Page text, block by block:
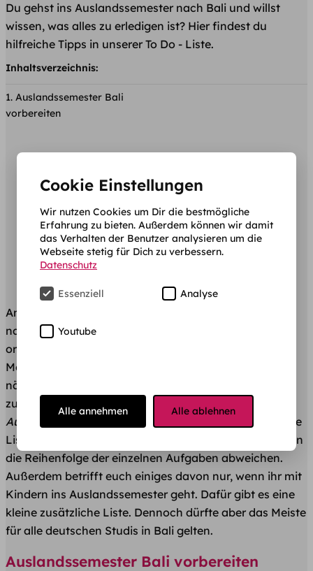
Du gehst ins Auslandssemester nach Bali und willst
wissen, was alles zu erledigen ist? Hier findest du
hilfreiche Tipps in unserer To Do - Liste.
Inhaltsverzeichnis:
Auslandssemester Bali
vorbereiten
​Anfänglich haben wir versprochen, euch nicht nur mit
nach Bali zu nehmen. ​Sondern bei allem was es zu
organisieren gibt. Das heißt, wir teilen ​die nächsten
Monate mit euch. Und damit ihr wisst, was ​alles in den
nächsten Monaten passiert und ​auf euch und uns
zukommt, gibt es jetzt und hier unsere
Auslandssemester Bali
-To-Do – Liste.​ Jedoch erhebt die
Liste keinen Anspruch auf Vollständigkeit. Ebenso kann
die Reihenfolge der einzelnen Aufgaben abweichen.
Außerdem betrifft euch einiges davon nur, wenn ihr mit
Kindern ins Auslandssemester geht. Dafür gibt es eine
kleine zusätzliche Liste. Dennoch dürfte aber das Meiste
für alle deutschen Studis in Bali gelten.
Auslandssemester Bali vorbereiten
Cookie Einstellungen
Wir nutzen Cookies um Dir die bestmögliche
Erfahrung zu bieten. Außerdem können wir damit
das Verhalten der Benutzer analysieren um die
Webseite stetig für Dich zu verbessern.
Datenschutz
Essenziell Analyse
Youtube
Alle annehmen Alle ablehnen